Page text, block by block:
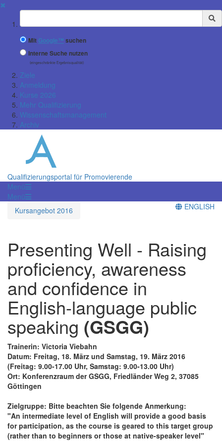
✖
Suchbegriff
Mit Google™ suchen
Interne Suche nutzen
(eingeschränkte Ergebnisqualität)
Ziele
Anmeldung
Kurse 2026
Mehr Qualifizierung
Wissenschaftsmanagement
Archiv
Qualifizierungsportal für Promovierende
Menü
Menü
Kursangebot 2016
ENGLISH
Presenting Well - Raising
proficiency, awareness
and confidence in
English-language public
speaking (GSGG)
Trainerin: Victoria Viebahn
Datum: Freitag, 18. März und Samstag, 19. März 2016
(Freitag: 9.00-17.00 Uhr, Samstag: 9.00-13.00 Uhr)
Ort: Konferenzraum der GSGG, Friedländer Weg 2, 37085
Göttingen
Zielgruppe: Bitte beachten Sie folgende Anmerkung:
"An intermediate level of English will provide a good basis
for participation, as the course is geared to this target group
(rather than to beginners or those at native-speaker level"